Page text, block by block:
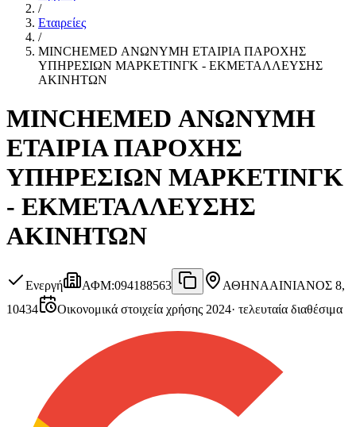
/
Εταιρείες
/
MINCHEMED ΑΝΩΝΥΜΗ ΕΤΑΙΡΙΑ ΠΑΡΟΧΗΣ
ΥΠΗΡΕΣΙΩΝ ΜΑΡΚΕΤΙΝΓΚ - ΕΚΜΕΤΑΛΛΕΥΣΗΣ
ΑΚΙΝΗΤΩΝ
MINCHEMED ΑΝΩΝΥΜΗ
ΕΤΑΙΡΙΑ ΠΑΡΟΧΗΣ
ΥΠΗΡΕΣΙΩΝ ΜΑΡΚΕΤΙΝΓΚ
- ΕΚΜΕΤΑΛΛΕΥΣΗΣ
ΑΚΙΝΗΤΩΝ
Ενεργή ΑΦΜ:094188563 ΑΘΗΝΑΑΙΝΙΑΝΟΣ 8,
10434
Οικονομικά στοιχεία χρήσης 2024· τελευταία διαθέσιμα